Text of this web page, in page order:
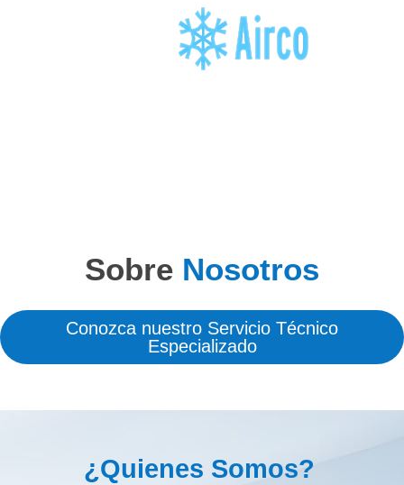
Sobre Nosotros
Conozca nuestro Servicio Técnico
Especializado
¿Quienes Somos?